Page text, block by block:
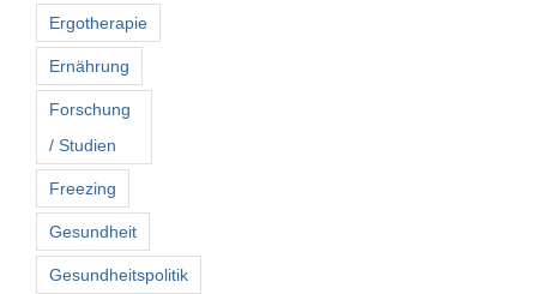
Ergotherapie
Ernährung
Forschung
/ Studien
Freezing
Gesundheit
Gesundheitspolitik